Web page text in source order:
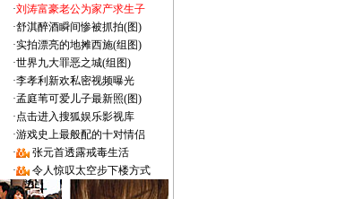
·刘涛富豪老公为家产求生子
·舒淇醉酒瞬间惨被抓拍(图)
·实拍漂亮的地摊西施(组图)
·世界九大罪恶之城(组图)
·李孝利新欢私密视频曝光
·孟庭苇可爱儿子最新照(图)
·点击进入搜狐娱乐影视库
·游戏史上最般配的十对情侣
·
张元首透露戒毒生活
· 令人惊叹太空步下楼方式